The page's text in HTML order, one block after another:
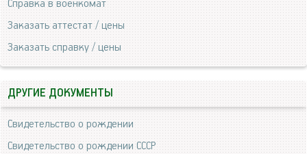
Справка в военкомат
Заказать аттестат / цены
Заказать справку / цены
ДРУГИЕ ДОКУМЕНТЫ
Свидетельство о рождении
Свидетельство о рождении СССР